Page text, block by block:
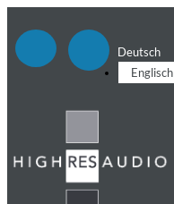
Deutsch
Englisch